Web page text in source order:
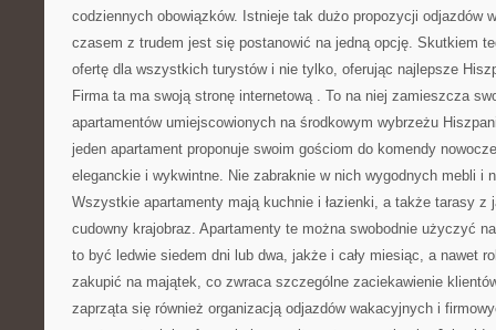
codziennych obowiązków. Istnieje tak dużo propozycji odjazdów
czasem z trudem jest się postanowić na jedną opcję. Skutkiem
ofertę dla wszystkich turystów i nie tylko, oferując najlepsze
Firma ta ma swoją stronę internetową . To na niej zamieszcza
apartamentów umiejscowionych na środkowym wybrzeżu
jeden apartament proponuje swoim gościom do komendy
eleganckie i wykwintne. Nie zabraknie w nich wygodnych mebli i
Wszystkie apartamenty mają kuchnie i łazienki, a także tarasy z
cudowny krajobraz. Apartamenty te można swobodnie użyczyć
to być ledwie siedem dni lub dwa, jakże i cały miesiąc, a nawet
zakupić na majątek, co zwraca szczególne zaciekawienie
zaprząta się również organizacją odjazdów wakacyjnych i